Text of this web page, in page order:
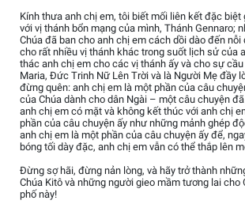
Kính thưa anh chị em, tôi biết mối liên kết đặc biệt
với vị thánh bổn mạng của mình, Thánh Gennaro;
Chúa đã ban cho anh chị em cách dồi dào đến
cho rất nhiều vị thánh khác trong suốt lịch sử của
thác anh chị em cho các vị thánh ấy và cho sự
Maria, Đức Trinh Nữ Lên Trời và là Người Mẹ đầy
đừng quên: anh chị em là một phần của câu
của Chúa dành cho dân Ngài – một câu chuyện
anh chị em có mặt và không kết thúc với anh chị
phần của câu chuyện ấy như những mảnh ghép
anh chị em là một phần của câu chuyện ấy để,
bóng tối dày đặc, anh chị em vẫn có thể thắp lên
Đừng sợ hãi, đừng nản lòng, và hãy trở thành
Chúa Kitô và những người gieo mầm tương lai cho
phố này!